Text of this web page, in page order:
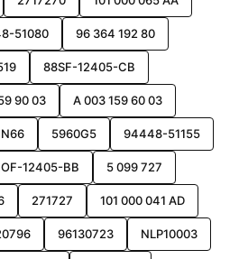
51080 96 364 192 80
88SF-12405-CB
90 03 A 003 159 60 03
5960G5 94448-51155
12405-BB 5 099 727
271727 101 000 041 AD
96130723 NLP10003